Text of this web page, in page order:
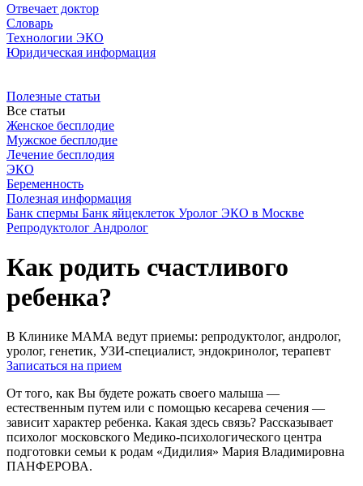
Отвечает доктор
Словарь
Технологии ЭКО
Юридическая информация
Полезные статьи
Все статьи
Женское бесплодие
Мужское бесплодие
Лечение бесплодия
ЭКО
Беременность
Полезная информация
Банк спермы Банк яйцеклеток Уролог ЭКО в Москве
Репродуктолог Андролог
Как родить счастливого
ребенка?
В Клинике МАМА ведут приемы: репродуктолог, андролог,
уролог, генетик, УЗИ-специалист, эндокринолог, терапевт
Записаться на прием
От того, как Вы будете рожать своего малыша —
естественным путем или с помощью кесарева сечения —
зависит характер ребенка. Какая здесь связь? Рассказывает
психолог московского Медико-психологического центра
подготовки семьи к родам «Дидилия» Мария Владимировна
ПАНФЕРОВА.